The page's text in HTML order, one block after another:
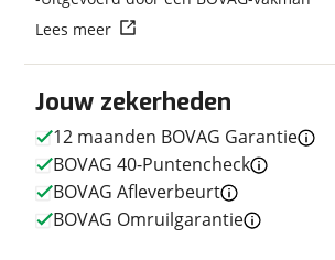
Techniek
Transmissie
Vermogen
73pk (54kW)
Jouw zekerheden
12 maanden BOVAG Garantie
BOVAG 40-Puntencheck
BOVAG Afleverbeurt
BOVAG Omruilgarantie
Lees meer